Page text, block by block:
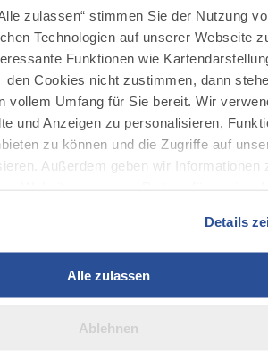
zulassen“ stimmen Sie der Nutzung
Technologien auf unserer Webseite
Funktionen wie
Cookies nicht zustimmen, dann
vollem Umfang für Sie bereit. Wir
und Anzeigen zu personalisieren,
zu können und die Zugriffe auf
Außerdem geben wir Informationen
mit weiteren Daten
haben oder die sie im Rahmen Ihrer
Details
Alle zulassen
Ablehnen
kostenloser Zugriff auf
Marketing GmbH stellt mit dem
eine kostenlose Plattform für
bereit. Sie bietet umfassende
Demografie, Infrastruktur, Umwelt
96 Landkreise und Städte. Laut
Wagner ermöglichen interaktive
Allgäu/Bayerisch-Schwaben
die Kräfte der Tourismusakteure,